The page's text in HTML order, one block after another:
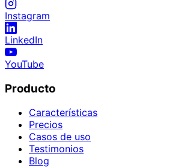
Instagram
LinkedIn
YouTube
Producto
Características
Precios
Casos de uso
Testimonios
Blog